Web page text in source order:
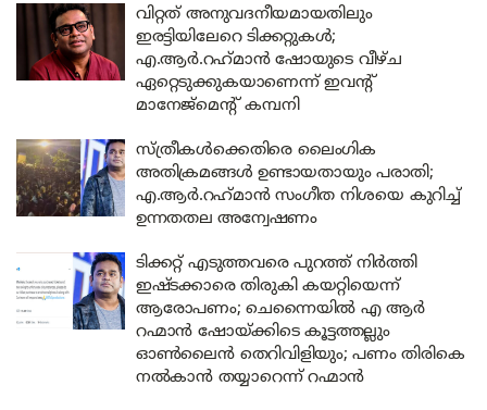
വിറ്റത് അനുവദനീയമായതിലും
ഇരട്ടിയിലേറെ ടിക്കറ്റുകള്‍;
എ.ആര്‍.റഹ്‌മാന്‍ ഷോയുടെ വീഴ്ച
ഏറ്റെടുക്കുകയാണെന്ന് ഇവന്റ്
മാനേജ്‌മെന്റ് കമ്പനി
സ്ത്രീകൾക്കെതിരെ ലൈംഗിക
അതിക്രമങ്ങൾ ഉണ്ടായതായും പരാതി;
എ.ആർ.റഹ്‌മാൻ സംഗീത നിശയെ കുറിച്ച്
ഉന്നതതല അന്വേഷണം
ടിക്കറ്റ് എടുത്തവരെ പുറത്ത് നിർത്തി
ഇഷ്ടക്കാരെ തിരുകി കയറ്റിയെന്ന്
ആരോപണം; ചെന്നൈയിൽ എ ആർ
റഹ്മാൻ ഷോയ്ക്കിടെ കൂട്ടത്തല്ലും
ഓൺലൈൻ തെറിവിളിയും; പണം തിരികെ
നൽകാൻ തയ്യാറെന്ന് റഹ്മാൻ